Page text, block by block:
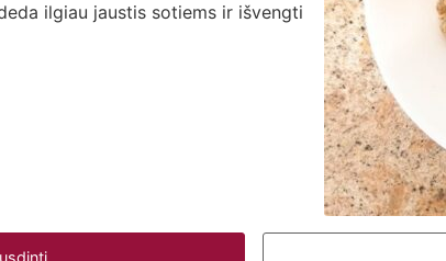
ilgiau jaustis sotiems ir išvengti